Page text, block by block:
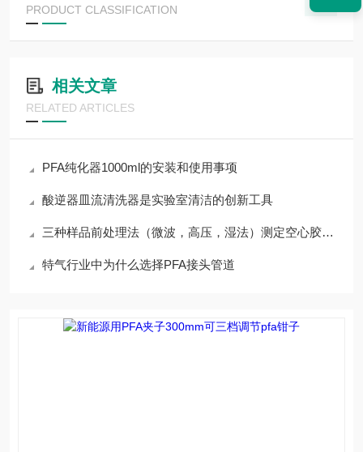
PRODUCT CLASSIFICATION
相关文章
RELATED ARTICLES
PFA纯化器1000ml的安装和使用事项
酸逆器皿流清洗器是实验室清洁的创新工具
三种样品前处理法（微波，高压，湿法）测定空心胶囊Cr
特气行业中为什么选择PFA接头管道